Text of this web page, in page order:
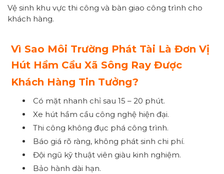
Vệ sinh khu vực thi công và bàn giao công trình cho
khách hàng.
Vì Sao Môi Trường Phát Tài Là Đơn Vị
Hút Hầm Cầu Xã Sông Ray Được
Khách Hàng Tin Tưởng?
Có mặt nhanh chỉ sau 15 – 20 phút.
Xe hút hầm cầu công nghệ hiện đại.
Thi công không đục phá công trình.
Báo giá rõ ràng, không phát sinh chi phí.
Đội ngũ kỹ thuật viên giàu kinh nghiệm.
Bảo hành dài hạn.